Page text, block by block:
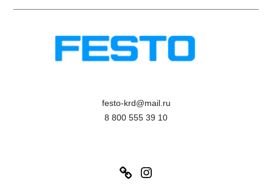
festo-krd@mail.ru
8 800 555 39 10
Link